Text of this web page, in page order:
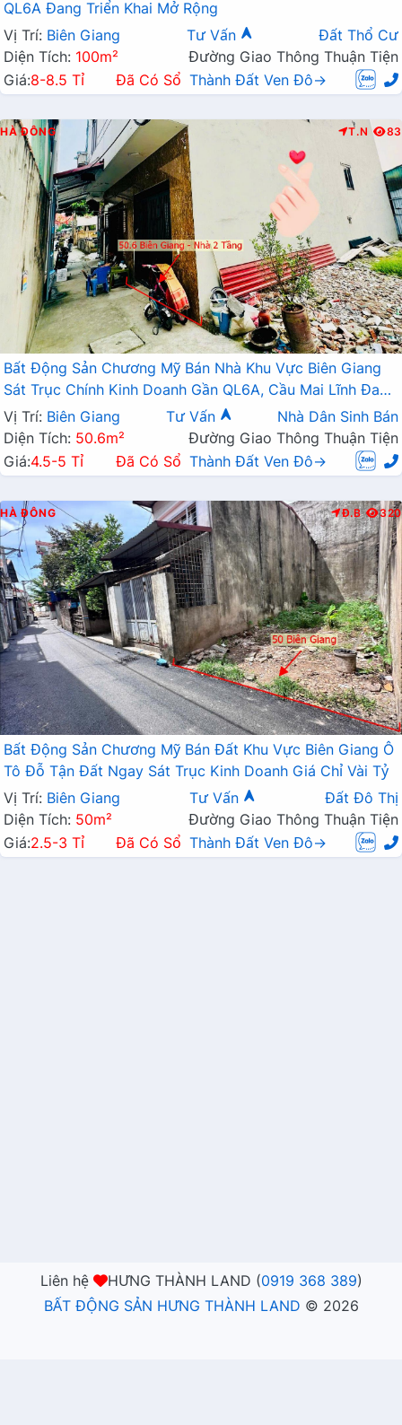
QL6A Đang Triển Khai Mở Rộng
Vị Trí: Biên Giang Tư Vấn
Đất Thổ Cư
Diện Tích: 100m²
Đường Giao Thông Thuận Tiện
Giá:8-8.5 Tỉ Đã Có Sổ Thành Đất Ven Đô→
HÀ ĐÔNG T.N 83
Bất Động Sản Chương Mỹ Bán Nhà Khu Vực Biên Giang
Sát Trục Chính Kinh Doanh Gần QL6A, Cầu Mai Lĩnh Đang
Mở Rộng
Vị Trí: Biên Giang Tư Vấn
Nhà Dân Sinh Bán
Diện Tích: 50.6m²
Đường Giao Thông Thuận Tiện
Giá:4.5-5 Tỉ Đã Có Sổ Thành Đất Ven Đô→
HÀ ĐÔNG Đ.B 320
Bất Động Sản Chương Mỹ Bán Đất Khu Vực Biên Giang Ô
Tô Đỗ Tận Đất Ngay Sát Trục Kinh Doanh Giá Chỉ Vài Tỷ
Vị Trí: Biên Giang Tư Vấn
Đất Đô Thị
Diện Tích: 50m²
Đường Giao Thông Thuận Tiện
Giá:2.5-3 Tỉ Đã Có Sổ Thành Đất Ven Đô→
Liên hệ HƯNG THÀNH LAND (0919 368 389)
BẤT ĐỘNG SẢN HƯNG THÀNH LAND © 2026